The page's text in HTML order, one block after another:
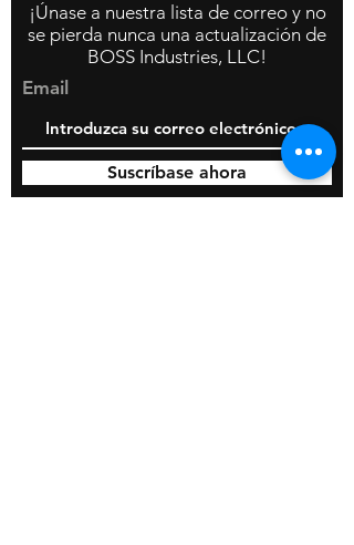
¡Únase a nuestra lista de correo y no
se pierda nunca una actualización de
BOSS Industries, LLC!
Email
Suscríbase ahora